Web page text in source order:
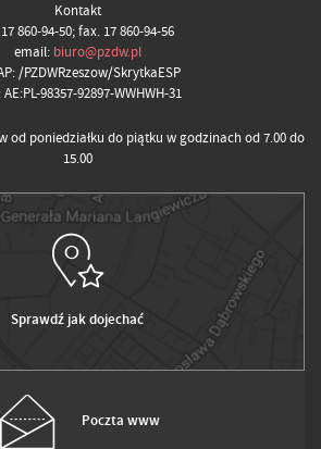
Kontakt
860-94-50; fax. 17 860-94-56
email: biuro@pzdw.pl
/PZDWRzeszow/SkrytkaESP
AE:PL-98357-92897-WWHWH-31
od poniedziałku do piątku w godzinach od 7.00 do
15.00
Sprawdź jak dojechać
Poczta www